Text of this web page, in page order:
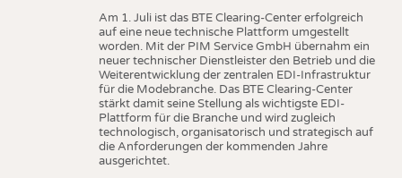
Am 1. Juli ist das BTE Clearing-Center erfolgreich
auf eine neue technische Plattform umgestellt
worden. Mit der PIM Service GmbH übernahm ein
neuer technischer Dienstleister den Betrieb und die
Weiterentwicklung der zentralen EDI-Infrastruktur
für die Modebranche. Das BTE Clearing-Center
stärkt damit seine Stellung als wichtigste EDI-
Plattform für die Branche und wird zugleich
technologisch, organisatorisch und strategisch auf
die Anforderungen der kommenden Jahre
ausgerichtet.